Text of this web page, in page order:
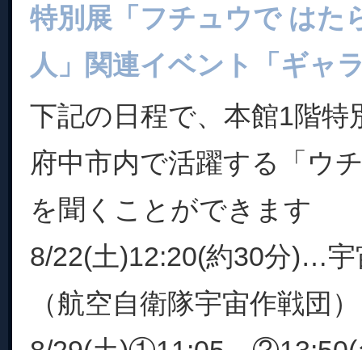
特別展「フチュウで はた
人」関連イベント「ギャ
下記の日程で、本館1階特
府中市内で活躍する「ウ
を聞くことができます
8/22(土)12:20(約30分)…
（航空自衛隊宇宙作戦団）